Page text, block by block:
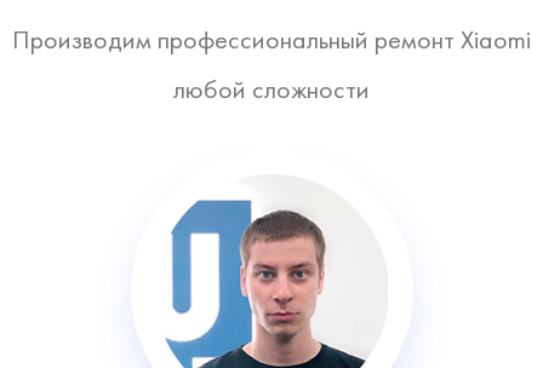
Производим профессиональный ремонт Xiaomi
любой сложности